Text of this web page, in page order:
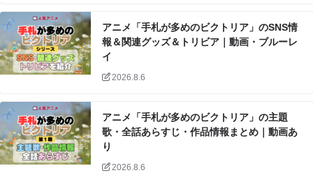
アニメ「手札が多めのビクトリア」のSNS情
報＆関連グッズ＆トリビア｜動画・ブルーレ
イ
2026.8.6
アニメ「手札が多めのビクトリア」の主題
歌・全話あらすじ・作品情報まとめ｜動画あ
り
2026.8.6